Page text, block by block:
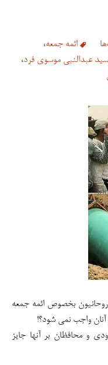
ائمه جمعه،
سید عبدالنبی موسوی فرد،
بخصوص ائمه جمعه
واجب نمی شود؟!
و محافظان بر آنها جایز